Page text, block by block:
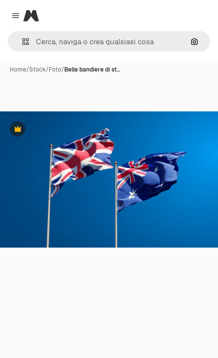
Close menu
Magnific
Cerca
Home/Stock/Foto/Belle bandiere di st…
Premium